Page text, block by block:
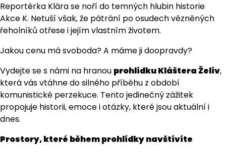
Reportérka Klára se noří do temných hlubin historie
Akce K. Netuší však, že pátrání po osudech vězněných
řeholníků otřese i jejím vlastním životem.
Jakou cenu má svoboda? A máme ji doopravdy?
Vydejte se s námi na hranou prohlídku Kláštera Želiv,
která vás vtáhne do silného příběhu z období
komunistické perzekuce. Tento jedinečný zážitek
propojuje historii, emoce i otázky, které jsou aktuální i
dnes.
Prostory, které během prohlídky navštívíte